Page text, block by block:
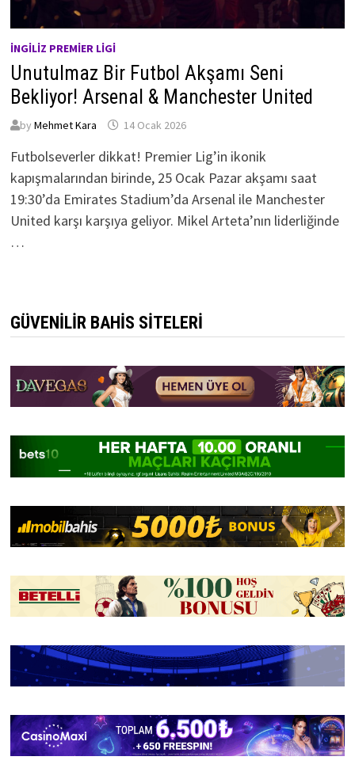
İNGILIZ PREMIER LIGI
Unutulmaz Bir Futbol Akşamı Seni
Bekliyor! Arsenal & Manchester United
by Mehmet Kara 14 Ocak 2026
Futbolseverler dikkat! Premier Lig’in ikonik
kapışmalarından birinde, 25 Ocak Pazar akşamı saat
19:30’da Emirates Stadium’da Arsenal ile Manchester
United karşı karşıya geliyor. Mikel Arteta’nın liderliğinde
…
GÜVENILIR BAHIS SITELERI